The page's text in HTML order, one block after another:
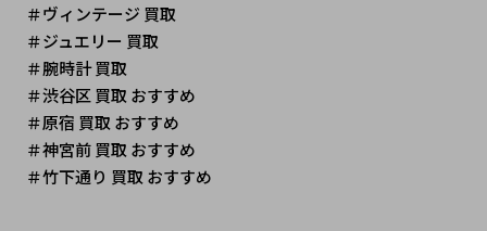
＃ヴィンテージ 買取
＃ジュエリー 買取
＃腕時計 買取
＃渋谷区 買取 おすすめ
＃原宿 買取 おすすめ
＃神宮前 買取 おすすめ
＃竹下通り 買取 おすすめ